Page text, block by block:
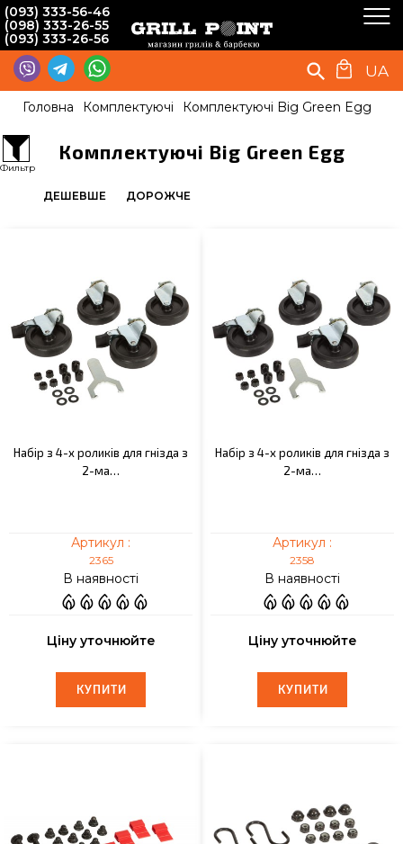
(093) 333-56-46
(098) 333-26-55
(093) 333-26-56
UA
Головна Комплектуючі Комплектуючі Big Green Egg
Комплектуючі Big Green Egg
ДЕШЕВШЕ ДОРОЖЧЕ
Набір з 4-х роликів для гнізда з
2-ма…
Артикул :
2365
В наявності
Ціну уточнюйте
КУПИТИ
КУПИТИ
Набір з 4-х роликів для гнізда з
2-ма…
Артикул :
2358
В наявності
Ціну уточнюйте
КУПИТИ
КУПИТИ
Фильтр